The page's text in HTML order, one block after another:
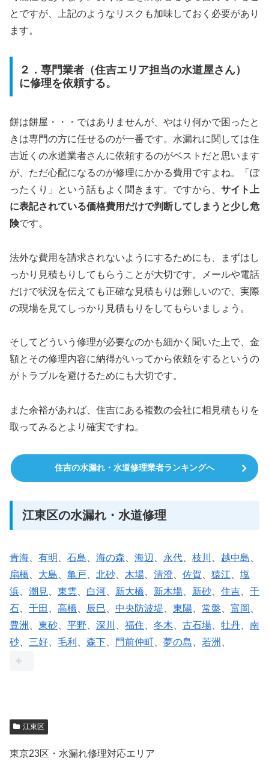
とですが、上記のようなリスクも加味しておく必要があり
ます。
２．専門業者（住吉エリア担当の水道屋さん）
に修理を依頼する。
餅は餅屋・・・ではありませんが、やはり何かで困ったと
きは専門の方に任せるのが一番です。水漏れに関しては住
吉近くの水道業者さんに依頼するのがベストだと思います
が、ただ心配になるのが修理にかかる費用ですよね。「ぼ
ったくり」という話もよく聞きます。ですから、 サイト上
に表記されている価格費用だけで判断してしまうと少し危
険です。
法外な費用を請求されないようにするためにも、まずはし
っかり見積もりしてもらうことが大切です。メールや電話
だけで状況を伝えても正確な見積もりは難しいので、実際
の現場を見てしっかり見積もりをしてもらいましょう。
そしてどういう修理が必要なのかも細かく聞いた上で、金
額とその修理内容に納得がいってから依頼をするというの
がトラブルを避けるためにも大切です。
また余裕があれば、住吉にある複数の会社に相見積もりを
取ってみるとより確実ですね。
住吉の水漏れ・水道修理業者ランキングへ
江東区の水漏れ・水道修理
青海 有明 石島 海の森 海辺 永代 枝川 越中島
扇橋
大島 亀戸 北砂 木場 清澄 佐賀 猿江
塩
浜
潮見 東雲 白河 新大橋 新木場 新砂 住吉
千
石
千田 高橋 辰巳 中央防波堤 東陽 常盤 富岡
豊洲
東砂 平野 深川 福住 冬木 古石場 牡丹
南
砂
三好 毛利 森下 門前仲町 夢の島 若洲
江東区
東京23区・水漏れ修理対応エリア